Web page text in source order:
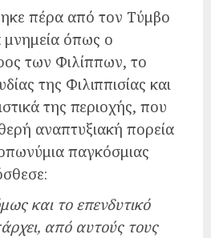
πέρα από τον Τύμβο
όπως ο
των Φιλίππων, το
της Φιλιππισίας και
της περιοχής, που
αναπτυξιακή πορεία
παγκόσμιας
και το επενδυτικό
από αυτούς τους